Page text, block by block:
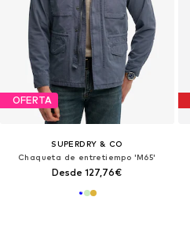
OFERTA
SUPERDRY & CO
Chaqueta de entretiempo 'M65'
Desde 127,76€